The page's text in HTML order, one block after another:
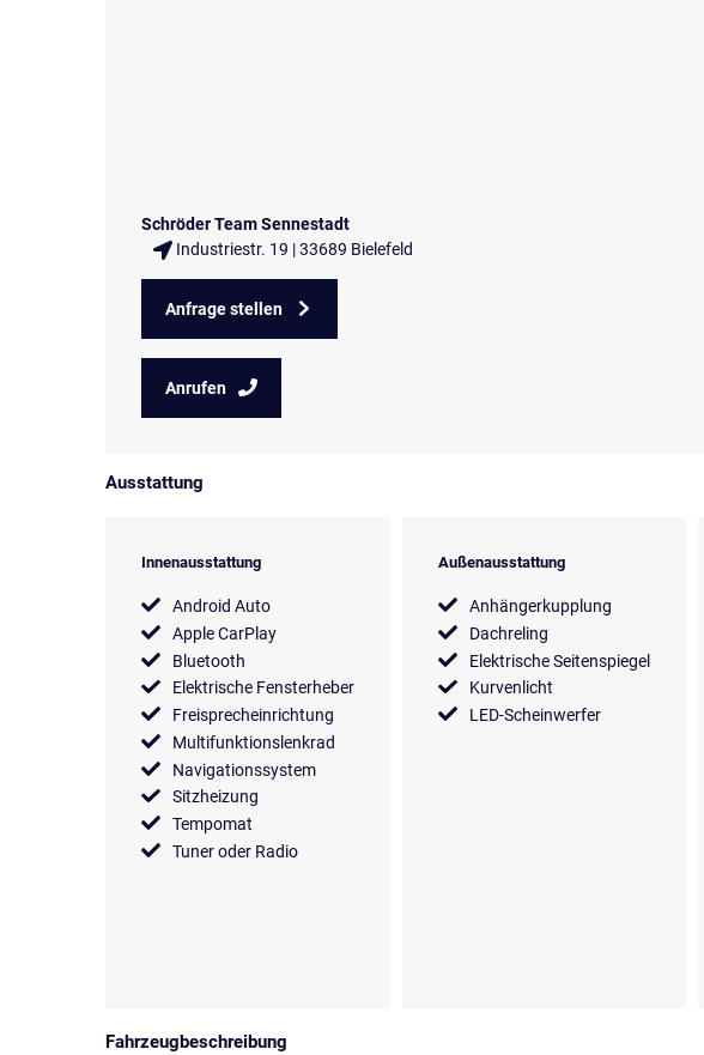
Schröder Team Sennestadt
Industriestr. 19 | 33689 Bielefeld
Anfrage stellen
Anrufen
Ausstattung
Innenausstattung
Android Auto
Apple CarPlay
Bluetooth
Elektrische Fensterheber
Freisprecheinrichtung
Multifunktionslenkrad
Navigationssystem
Sitzheizung
Tempomat
Tuner oder Radio
Außenausstattung
Anhängerkupplung
Dachreling
Elektrische Seitenspiegel
Kurvenlicht
LED-Scheinwerfer
Fahrzeugbeschreibung